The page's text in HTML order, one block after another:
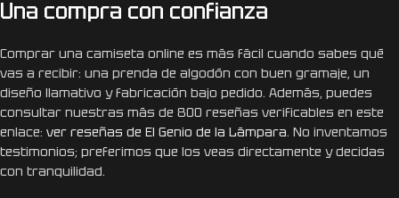
Una compra con confianza
Comprar una camiseta online es más fácil cuando sabes qué
vas a recibir: una prenda de algodón con buen gramaje, un
diseño llamativo y fabricación bajo pedido. Además, puedes
consultar nuestras más de 800 reseñas verificables en este
enlace: ver reseñas de El Genio de la Lámpara. No inventamos
testimonios; preferimos que los veas directamente y decidas
con tranquilidad.